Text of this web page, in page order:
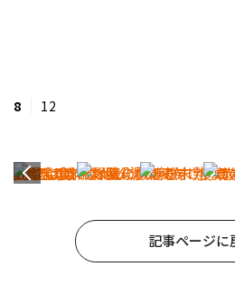
8 12
記事ページに